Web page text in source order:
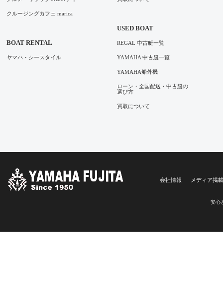
クルージングカフェ marica
BOAT RENTAL
ヤマハ・シースタイル
USED BOAT
REGAL 中古艇一覧
YAMAHA 中古艇一覧
YAMAHA船外機
ローン・全国配送・中古艇の
選び方
買取について
会社情報 メディア掲
安心